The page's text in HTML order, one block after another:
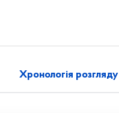
Хронологія розгляду